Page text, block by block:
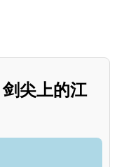
尖上的江